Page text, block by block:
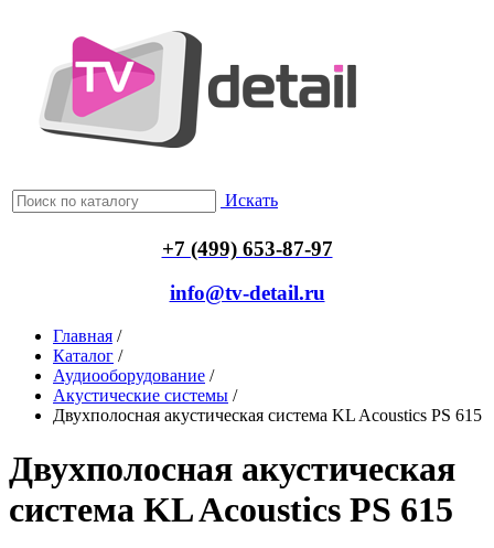
Искать
+7 (499) 653-87-97
info@tv-detail.ru
Главная /
Каталог /
Аудиооборудование /
Акустические системы /
Двухполосная акустическая система KL Acoustics PS 615
Двухполосная акустическая
система KL Acoustics PS 615